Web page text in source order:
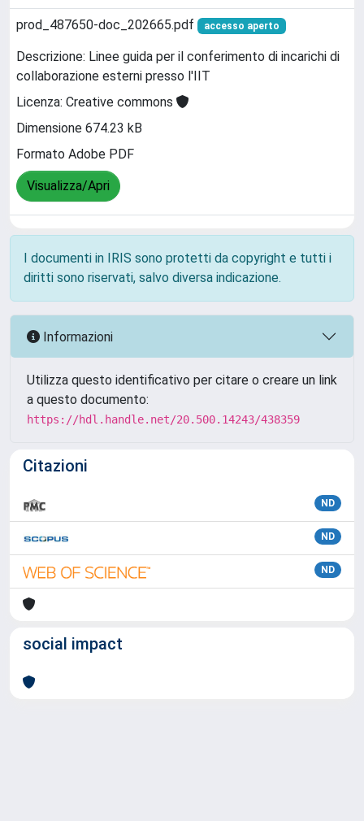
prod_487650-doc_202665.pdf accesso aperto
Descrizione: Linee guida per il conferimento di incarichi di
collaborazione esterni presso l'IIT
Licenza: Creative commons
Dimensione 674.23 kB
Formato Adobe PDF
Visualizza/Apri
I documenti in IRIS sono protetti da copyright e tutti i
diritti sono riservati, salvo diversa indicazione.
Informazioni
Utilizza questo identificativo per citare o creare un link
a questo documento:
https://hdl.handle.net/20.500.14243/438359
Citazioni
ND
ND
ND
social impact